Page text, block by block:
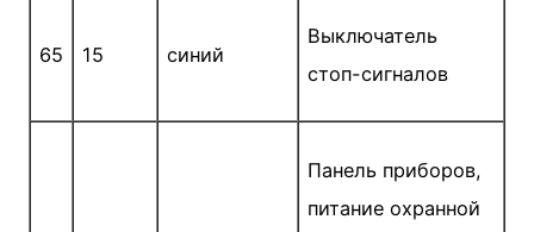
65 15 синий
Выключатель
стоп-сигналов
Панель приборов,
питание охранной